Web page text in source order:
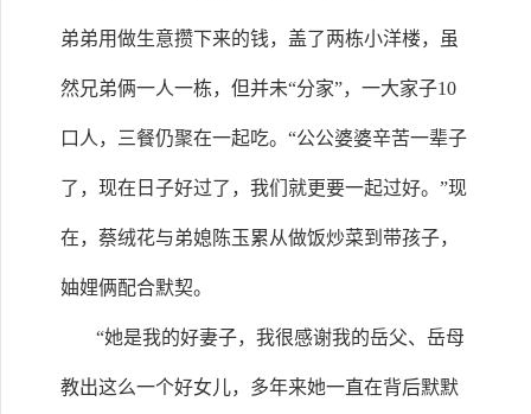
弟弟用做生意攒下来的钱，盖了两栋小洋楼，虽
然兄弟俩一人一栋，但并未“分家”，一大家子10
口人，三餐仍聚在一起吃。“公公婆婆辛苦一辈子
了，现在日子好过了，我们就更要一起过好。”现
在，蔡绒花与弟媳陈玉累从做饭炒菜到带孩子，
妯娌俩配合默契。
“她是我的好妻子，我很感谢我的岳父、岳母
教出这么一个好女儿，多年来她一直在背后默默